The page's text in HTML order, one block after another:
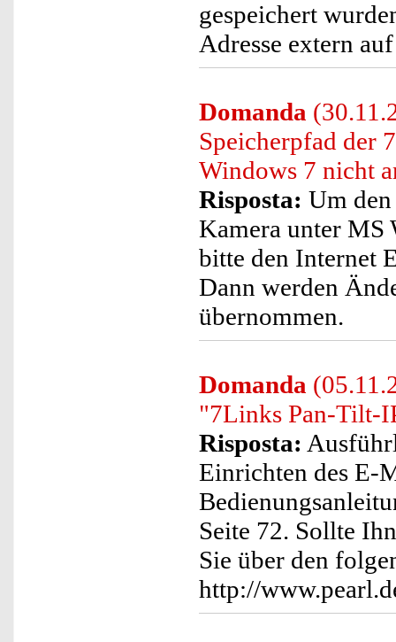
gespeichert
Adresse extern
Domanda
Speicherpfad der
Windows 7 nicht
Risposta: Um
Kamera unter MS
bitte den Internet
Dann werden
übernommen.
Domanda
"7Links Pan-Tilt-
Risposta:
Einrichten des E-
Seite 72. Sollte
Sie über den
http://